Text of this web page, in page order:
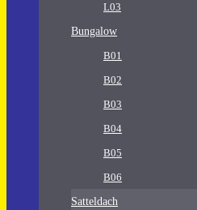
L03
Bungalow
B01
B02
B03
B04
B05
B06
Satteldach